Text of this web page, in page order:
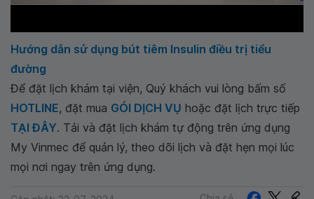
Hướng dẫn sử dụng bút tiêm Insulin điều trị tiểu
đường
Để đặt lịch khám tại viện, Quý khách vui lòng bấm số
HOTLINE, đặt mua GÓI DỊCH VỤ hoặc đặt lịch trực tiếp
TẠI ĐÂY. Tải và đặt lịch khám tự động trên ứng dụng
My Vinmec để quản lý, theo dõi lịch và đặt hẹn mọi lúc
mọi nơi ngay trên ứng dụng.